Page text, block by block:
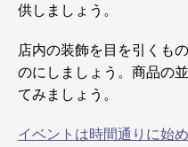
供しましょう。
店内の装飾を目を引くも
のにしましょう。商品の
てみましょう。
イベントは時間通りに始